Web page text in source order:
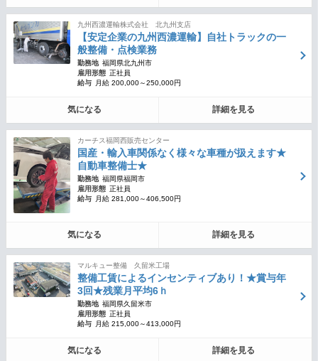
九州西濃運輸株式会社 北九州支店
【安定企業の九州西濃運輸】自社トラックの一
般整備・点検業務
勤務地 福岡県北九州市
雇用形態 正社員
給与
月給 200,000～250,000円
気になる 詳細を見る
カーチス福岡西販売センター
国産・輸入車関係なく様々な車種が扱えます★
自動車整備士★
勤務地 福岡県福岡市
雇用形態 正社員
給与
月給 281,000～406,500円
気になる 詳細を見る
マルキュー整備 久留米工場
整備工賃によるインセンティブあり！★賞与年
3回★残業月平均6ｈ
勤務地 福岡県久留米市
雇用形態 正社員
給与
月給 215,000～413,000円
気になる 詳細を見る